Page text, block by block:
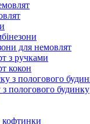
для немовлят
з ручками
кокон
пологового будинку